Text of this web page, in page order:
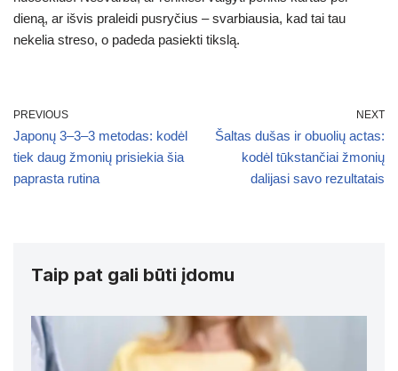
dieną, ar išvis praleidi pusryčius – svarbiausia, kad tai tau
nekelia streso, o padeda pasiekti tikslą.
PREVIOUS
Japonų 3–3–3 metodas: kodėl
tiek daug žmonių prisiekia šia
paprasta rutina
NEXT
Šaltas dušas ir obuolių actas:
kodėl tūkstančiai žmonių
dalijasi savo rezultatais
Taip pat gali būti įdomu